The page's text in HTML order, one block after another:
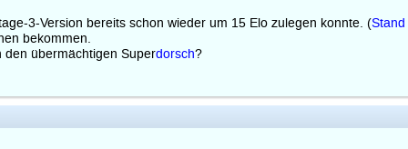
3-Version bereits schon wieder um 15 Elo zulegen konnte. (
bekommen.
übermächtigen Superdorsch?